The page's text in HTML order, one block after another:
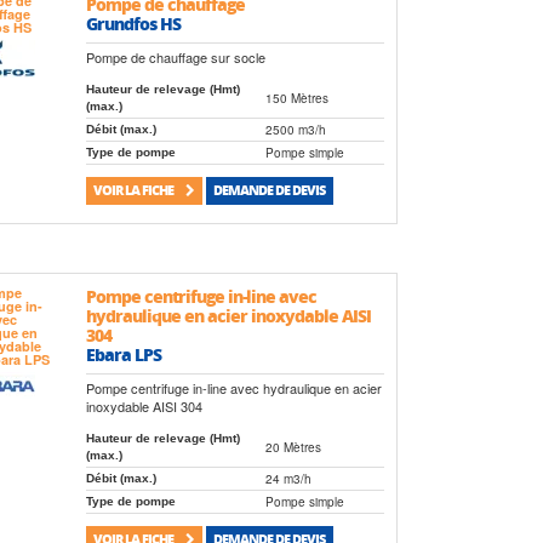
Grundfos HS
Pompe de chauffage sur socle
Hauteur de relevage (Hmt)
(max.)
150 Mètres
Débit (max.) 2500 m3/h
Type de pompe Pompe simple
VOIR LA FICHE DEMANDE DE DEVIS
Pompe centrifuge in-line avec
hydraulique en acier inoxydable AISI
304
Ebara LPS
Pompe centrifuge in-line avec hydraulique en acier
inoxydable AISI 304
Hauteur de relevage (Hmt)
(max.)
20 Mètres
Débit (max.) 24 m3/h
Type de pompe Pompe simple
VOIR LA FICHE DEMANDE DE DEVIS